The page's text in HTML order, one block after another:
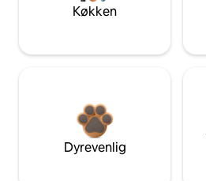
Køkken
Dyrevenlig